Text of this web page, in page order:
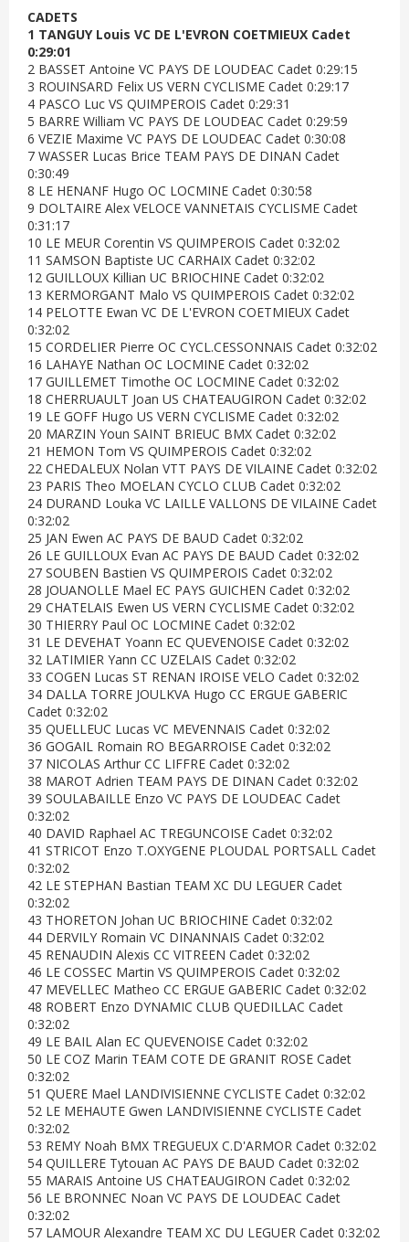
CADETS
1 TANGUY Louis VC DE L'EVRON COETMIEUX Cadet
0:29:01
2 BASSET Antoine VC PAYS DE LOUDEAC Cadet 0:29:15
3 ROUINSARD Felix US VERN CYCLISME Cadet 0:29:17
4 PASCO Luc VS QUIMPEROIS Cadet 0:29:31
5 BARRE William VC PAYS DE LOUDEAC Cadet 0:29:59
6 VEZIE Maxime VC PAYS DE LOUDEAC Cadet 0:30:08
7 WASSER Lucas Brice TEAM PAYS DE DINAN Cadet
0:30:49
8 LE HENANF Hugo OC LOCMINE Cadet 0:30:58
9 DOLTAIRE Alex VELOCE VANNETAIS CYCLISME Cadet
0:31:17
10 LE MEUR Corentin VS QUIMPEROIS Cadet 0:32:02
11 SAMSON Baptiste UC CARHAIX Cadet 0:32:02
12 GUILLOUX Killian UC BRIOCHINE Cadet 0:32:02
13 KERMORGANT Malo VS QUIMPEROIS Cadet 0:32:02
14 PELOTTE Ewan VC DE L'EVRON COETMIEUX Cadet
0:32:02
15 CORDELIER Pierre OC CYCL.CESSONNAIS Cadet 0:32:02
16 LAHAYE Nathan OC LOCMINE Cadet 0:32:02
17 GUILLEMET Timothe OC LOCMINE Cadet 0:32:02
18 CHERRUAULT Joan US CHATEAUGIRON Cadet 0:32:02
19 LE GOFF Hugo US VERN CYCLISME Cadet 0:32:02
20 MARZIN Youn SAINT BRIEUC BMX Cadet 0:32:02
21 HEMON Tom VS QUIMPEROIS Cadet 0:32:02
22 CHEDALEUX Nolan VTT PAYS DE VILAINE Cadet 0:32:02
23 PARIS Theo MOELAN CYCLO CLUB Cadet 0:32:02
24 DURAND Louka VC LAILLE VALLONS DE VILAINE Cadet
0:32:02
25 JAN Ewen AC PAYS DE BAUD Cadet 0:32:02
26 LE GUILLOUX Evan AC PAYS DE BAUD Cadet 0:32:02
27 SOUBEN Bastien VS QUIMPEROIS Cadet 0:32:02
28 JOUANOLLE Mael EC PAYS GUICHEN Cadet 0:32:02
29 CHATELAIS Ewen US VERN CYCLISME Cadet 0:32:02
30 THIERRY Paul OC LOCMINE Cadet 0:32:02
31 LE DEVEHAT Yoann EC QUEVENOISE Cadet 0:32:02
32 LATIMIER Yann CC UZELAIS Cadet 0:32:02
33 COGEN Lucas ST RENAN IROISE VELO Cadet 0:32:02
34 DALLA TORRE JOULKVA Hugo CC ERGUE GABERIC
Cadet 0:32:02
35 QUELLEUC Lucas VC MEVENNAIS Cadet 0:32:02
36 GOGAIL Romain RO BEGARROISE Cadet 0:32:02
37 NICOLAS Arthur CC LIFFRE Cadet 0:32:02
38 MAROT Adrien TEAM PAYS DE DINAN Cadet 0:32:02
39 SOULABAILLE Enzo VC PAYS DE LOUDEAC Cadet
0:32:02
40 DAVID Raphael AC TREGUNCOISE Cadet 0:32:02
41 STRICOT Enzo T.OXYGENE PLOUDAL PORTSALL Cadet
0:32:02
42 LE STEPHAN Bastian TEAM XC DU LEGUER Cadet
0:32:02
43 THORETON Johan UC BRIOCHINE Cadet 0:32:02
44 DERVILY Romain VC DINANNAIS Cadet 0:32:02
45 RENAUDIN Alexis CC VITREEN Cadet 0:32:02
46 LE COSSEC Martin VS QUIMPEROIS Cadet 0:32:02
47 MEVELLEC Matheo CC ERGUE GABERIC Cadet 0:32:02
48 ROBERT Enzo DYNAMIC CLUB QUEDILLAC Cadet
0:32:02
49 LE BAIL Alan EC QUEVENOISE Cadet 0:32:02
50 LE COZ Marin TEAM COTE DE GRANIT ROSE Cadet
0:32:02
51 QUERE Mael LANDIVISIENNE CYCLISTE Cadet 0:32:02
52 LE MEHAUTE Gwen LANDIVISIENNE CYCLISTE Cadet
0:32:02
53 REMY Noah BMX TREGUEUX C.D'ARMOR Cadet 0:32:02
54 QUILLERE Tytouan AC PAYS DE BAUD Cadet 0:32:02
55 MARAIS Antoine US CHATEAUGIRON Cadet 0:32:02
56 LE BRONNEC Noan VC PAYS DE LOUDEAC Cadet
0:32:02
57 LAMOUR Alexandre TEAM XC DU LEGUER Cadet 0:32:02